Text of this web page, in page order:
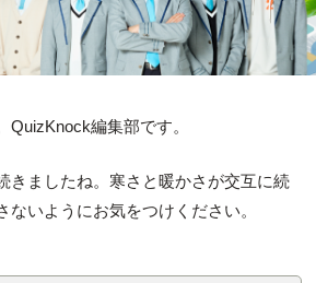
QuizKnock編集部です。
きましたね。寒さと暖かさが交互に続
ないようにお気をつけください。